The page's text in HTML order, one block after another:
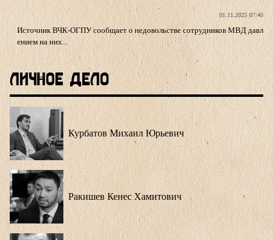
01.11.2025 07:40
Источник ВЧК-ОГПУ сообщает о недовольстве сотрудников МВД давл
ением на них...
Личное Дело
Курбатов Михаил Юрьевич
Ракишев Кенес Хамитович